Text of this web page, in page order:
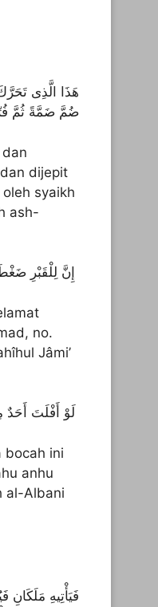
هَذَا الَّذِى
ضُمَّ ضَمَّةً ثُمَّ
dijepit
syaikh
ash-
no.
Jâmi’
bocah ini
anhu
al-Albani
فَيَأْتِيهِ